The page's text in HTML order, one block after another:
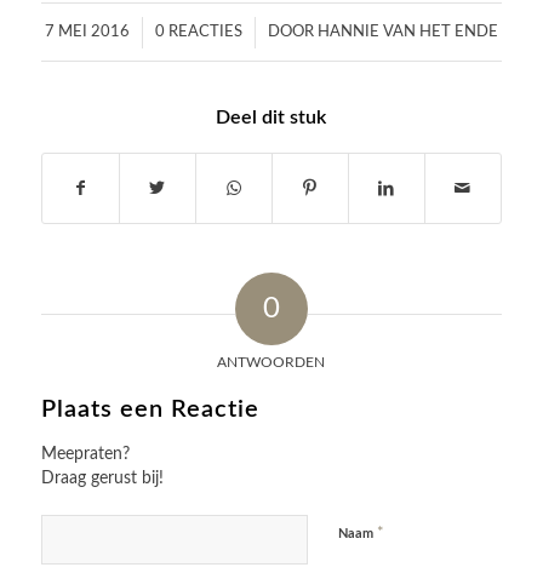
7 MEI 2016
/ 0 REACTIES
/ DOOR HANNIE VAN HET ENDE
Deel dit stuk
0
ANTWOORDEN
Plaats een Reactie
Meepraten?
Draag gerust bij!
Naam *